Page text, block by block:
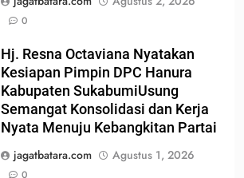
0
Hj. Resna Octaviana Nyatakan
Kesiapan Pimpin DPC Hanura
Kabupaten SukabumiUsung
Semangat Konsolidasi dan Kerja
Nyata Menuju Kebangkitan Partai
jagatbatara.com
Agustus 1, 2026
0